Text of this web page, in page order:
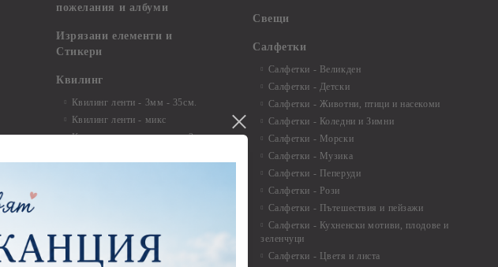
пожелания и албуми
Изрязани елементи и
Стикери
Квилинг
Квилинг ленти - 3мм - 35см.
Квилинг ленти - микс
Квилинг ленти - перлени - 3мм -
Лепила и лепящи средства
Свещи
Салфетки
Салфетки - Великден
Салфетки - Детски
Салфетки - Животни, птици и насекоми
Салфетки - Коледни и Зимни
Салфетки - Морски
Салфетки - Музика
Салфетки - Пеперуди
Салфетки - Рози
Салфетки - Пътешествия и пейзажи
Салфетки - Кухненски мотиви, плодове и
зеленчуци
Салфетки - Цветя и листа